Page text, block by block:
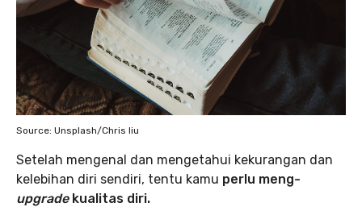
Source: Unsplash/Chris liu
Setelah mengenal dan mengetahui kekurangan dan
kelebihan diri sendiri, tentu kamu perlu meng-
upgradekualitas diri.